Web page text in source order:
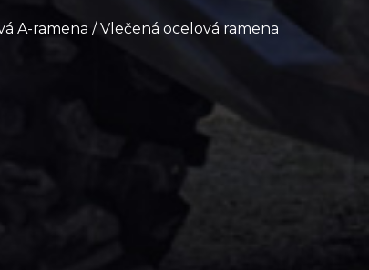
A-ramena / Vlečená ocelová ramena